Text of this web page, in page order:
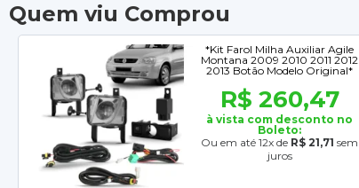
Quem viu Comprou
*Kit Farol Milha Auxiliar Agile
Montana 2009 2010 2011 2012
2013 Botão Modelo Original*
R$ 260,47
à vista com desconto no
Boleto:
Ou em até 12x de R$ 21,71 sem
juros